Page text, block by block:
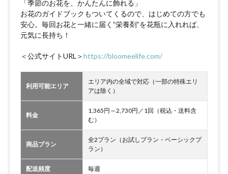
「季節のお花を、かんたんに飾れる」
お花のガイドブックもついてくるので、はじめての方でも
安心。毎回お花と一緒に届く”栄養剤”を花瓶に入れれば、
元気に長持ち！
＜公式サイトURL＞https://bloomeelife.com/
利用可能エリア
エリア内の全域で対応（一部の特殊エリ
アは除く）
料金
1,365円～2,730円／1回（税込・送料含
む）
商品プラン
全2プラン（お試しプラン・ベーシックプ
ラン）
配送頻度 毎週